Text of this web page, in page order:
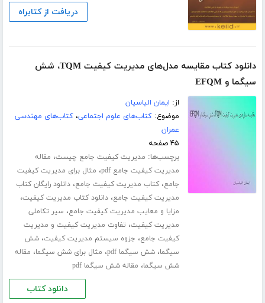
دریافت از کتابراه
دانلود کتاب مقایسه مدل‌های مدیریت کیفیت TQM، شش
سیگما و EFQM
از: ایمان الیاسیان
موضوع:کتاب‌های علوم اجتماعی،کتاب‌های مهندسی
عمران
۴۵ صفحه
برچسب‌ها: مدیریت کیفیت جامع چیست، مقاله
مدیریت کیفیت جامع pdf
، مثال برای مدیریت کیفیت
جامع،کتاب مدیریت کیفیت جامع،دانلود رایگان کتاب
مدیریت کیفیت جامع،دانلود کتاب مدیریت کیفیت،
مزایا و معایب مدیریت کیفیت جامع، سیر تکاملی
مدیریت کیفیت، تفاوت مدیریت کیفیت و مدیریت
کیفیت جامع، جزوه سیستم مدیریت کیفیت،شش
سیگما،شش سیگما pdf ، مثال برای شش سیگما، مقاله
شش سیگما، مقاله شش سیگما pdf
دانلود کتاب